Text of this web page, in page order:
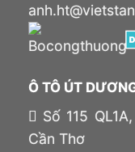
Ô TÔ ÚT
Số 115
Cần Thơ